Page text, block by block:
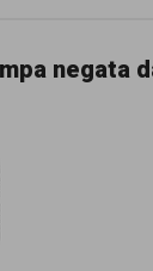
negata